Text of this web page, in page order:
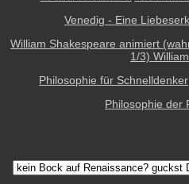
Venedig - Eine
William Shakespeare animiert
1/3)
Philosophie für Schnelldenker
Philosophie der